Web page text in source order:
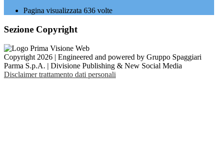
Pagina visualizzata 636 volte
Sezione Copyright
Copyright 2026 | Engineered and powered by Gruppo Spaggiari
Parma S.p.A. | Divisione Publishing & New Social Media
Disclaimer trattamento dati personali